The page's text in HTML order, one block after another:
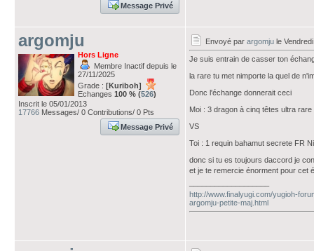
Message Privé
argomju
Hors Ligne
Membre Inactif depuis le
27/11/2025
Grade : [Kuriboh]
Echanges 100 % (526)
Inscrit le 05/01/2013
17766 Messages/ 0 Contributions/ 0 Pts
Message Privé
Envoyé par argomju le
Je suis entrain de casser ton
la rare tu met nimporte la quel de
Donc l'échange donnerait ceci
Moi : 3 dragon à cinq têtes ultra
VS
Toi : 1 requin bahamut secrete FR
donc si tu es toujours daccord je
et je te remercie énorment pour cet
http://www.finalyugi.com/yugioh-
argomju-petite-maj.html